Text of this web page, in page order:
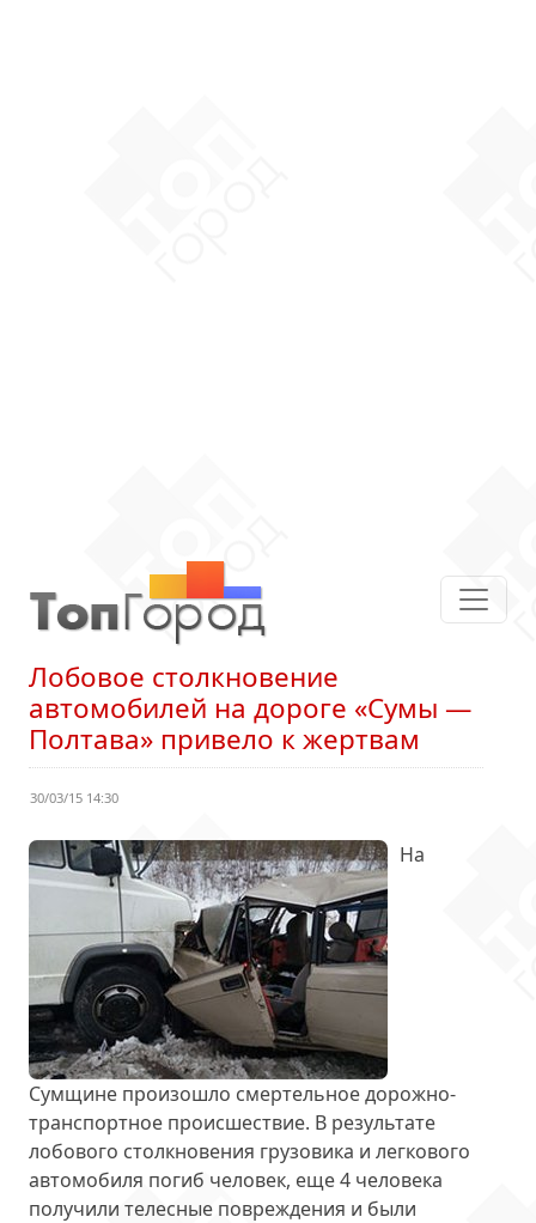
Лобовое столкновение
автомобилей на дороге «Сумы —
Полтава» привело к жертвам
30/03/15 14:30
На
Сумщине произошло смертельное дорожно-
транспортное происшествие. В результате
лобового столкновения грузовика и легкового
автомобиля погиб человек, еще 4 человека
получили телесные повреждения и были